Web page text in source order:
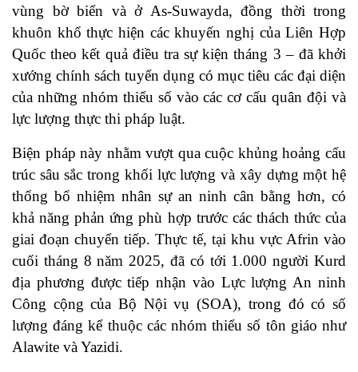
vùng bờ biển và ở As-Suwayda, đồng thời trong
khuôn khổ thực hiện các khuyến nghị của Liên Hợp
Quốc theo kết quả điều tra sự kiện tháng 3 – đã khởi
xướng chính sách tuyển dụng có mục tiêu các đại diện
của những nhóm thiểu số vào các cơ cấu quân đội và
lực lượng thực thi pháp luật.
Biện pháp này nhằm vượt qua cuộc khủng hoảng cấu
trúc sâu sắc trong khối lực lượng và xây dựng một hệ
thống bổ nhiệm nhân sự an ninh cân bằng hơn, có
khả năng phản ứng phù hợp trước các thách thức của
giai đoạn chuyển tiếp. Thực tế, tại khu vực Afrin vào
cuối tháng 8 năm 2025, đã có tới 1.000 người Kurd
địa phương được tiếp nhận vào Lực lượng An ninh
Công cộng của Bộ Nội vụ (SOA), trong đó có số
lượng đáng kể thuộc các nhóm thiểu số tôn giáo như
Alawite và Yazidi.